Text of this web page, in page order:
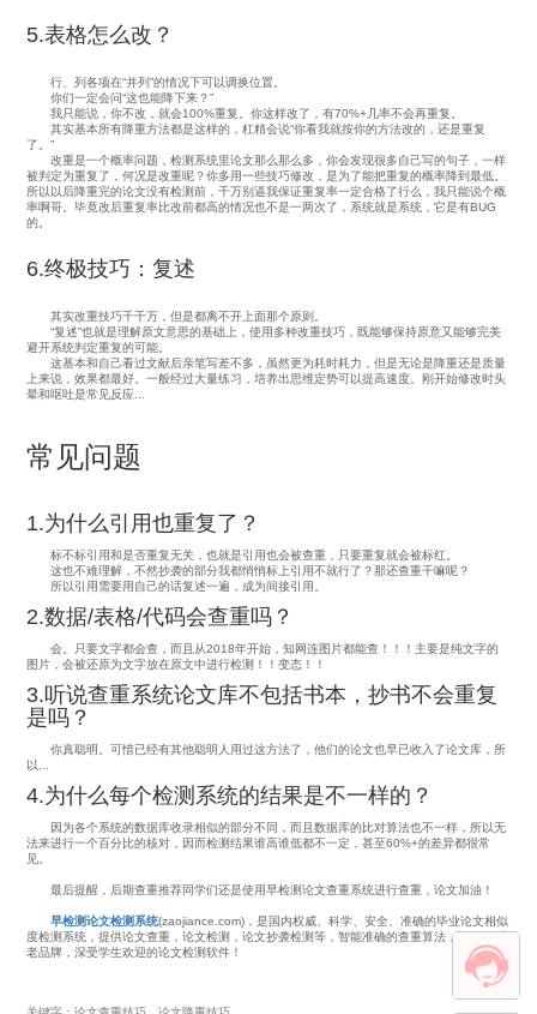
5.表格怎么改？
行、列各项在“并列”的情况下可以调换位置。
你们一定会问“这也能降下来？”
我只能说，你不改，就会100%重复。你这样改了，有70%+几率不会再重复。
其实基本所有降重方法都是这样的，杠精会说“你看我就按你的方法改的，还是重复
了。”
改重是一个概率问题，检测系统里论文那么那么多，你会发现很多自己写的句子，一样
被判定为重复了，何况是改重呢？你多用一些技巧修改，是为了能把重复的概率降到最低。
所以以后降重完的论文没有检测前，千万别逼我保证重复率一定合格了行么，我只能说个概
率啊哥。毕竟改后重复率比改前都高的情况也不是一两次了，系统就是系统，它是有BUG
的。
6.终极技巧：复述
其实改重技巧千千万，但是都离不开上面那个原则。
“复述”也就是理解原文意思的基础上，使用多种改重技巧，既能够保持原意又能够完美
避开系统判定重复的可能。
这基本和自己看过文献后亲笔写差不多，虽然更为耗时耗力，但是无论是降重还是质量
上来说，效果都最好。一般经过大量练习，培养出思维定势可以提高速度。刚开始修改时头
晕和呕吐是常见反应...
常见问题
1.为什么引用也重复了？
标不标引用和是否重复无关，也就是引用也会被查重，只要重复就会被标红。
这也不难理解，不然抄袭的部分我都悄悄标上引用不就行了？那还查重干嘛呢？
所以引用需要用自己的话复述一遍，成为间接引用。
2.数据/表格/代码会查重吗？
会。只要文字都会查，而且从2018年开始，知网连图片都能查！！！主要是纯文字的
图片，会被还原为文字放在原文中进行检测！！变态！！
3.听说查重系统论文库不包括书本，抄书不会重复
是吗？
你真聪明。可惜已经有其他聪明人用过这方法了，他们的论文也早已收入了论文库，所
以...
4.为什么每个检测系统的结果是不一样的？
因为各个系统的数据库收录相似的部分不同，而且数据库的比对算法也不一样，所以无
法来进行一个百分比的核对，因而检测结果谁高谁低都不一定，甚至60%+的差异都很常
见。
最后提醒，后期查重推荐同学们还是使用早检测论文查重系统进行查重，论文加油！
早检测论文检测系统(zaojiance.com)，是国内权威、科学、安全、准确的毕业论文相似
度检测系统，提供论文查重，论文检测，论文抄袭检测等，智能准确的查重算法，论文查重
老品牌，深受学生欢迎的论文检测软件！